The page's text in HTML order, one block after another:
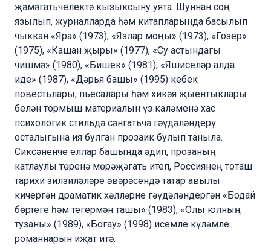
җәмәгатьчелектә кызыксыну уята. Шуннан соң
язылып, журналларда һәм китапларында басылып
чыккан «Яра» (1973), «Язлар моңы» (1973), «Гозер»
(1975), «Кашан җыры» (1977), «Су астындагы
чишмә» (1980), «Бишек» (1981), «Яшиселәр алда
иде» (1987), «Дәрья башы» (1995) кебек
повестьлары, пьесалары һәм хикәя җыентыклары
белән тормыш материалын үз каләменә хас
психологик стильдә сәнгатьчә гәүдәләндерү
осталыгына ия булган прозаик булып таныла.
Сиксәненче еллар башында әдип, прозаның
катлаулы төренә мөрәҗәгать итеп, Россиянең тоташ
тарихи зилзиләләре әвәрәсендә татар авылы
кичергән драматик хәлләрне гәүдәләндергән «Бодай
бөртеге һәм тегермән ташы» (1983), «Олы юлның
тузаны» (1989), «Богау» (1998) исемле күләмле
романнарын иҗат итә.